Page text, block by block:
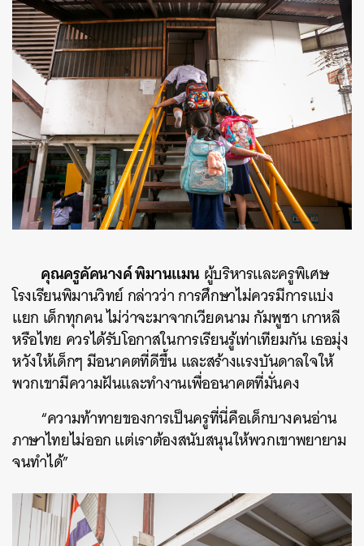
คุณครูคัคนางค์ พิมานแมนผู้บริหารและครูพิเศษ
โรงเรียนพิมานวิทย์กล่าวว่า การศึกษาไม่ควรมีการแบ่ง
แยก เด็กทุกคน ไม่ว่าจะมาจากเวียดนาม กัมพูชา เกาหลี
หรือไทย ควรได้รับโอกาสในการเรียนรู้เท่าเทียมกัน เธอมุ่ง
หวังให้เด็กๆ มีอนาคตที่ดีขึ้น และสร้างแรงบันดาลใจให้
พวกเขามีความฝันและทำงานเพื่ออนาคตที่มั่นคง
“ความท้าทายของการเป็นครูที่นี่คือเด็กบางคนอ่าน
ภาษาไทยไม่ออก แต่เราต้องสนับสนุนให้พวกเขาพยายาม
จนทำได้”
ค้นหา
SHARE TWEET LINE EMAIL